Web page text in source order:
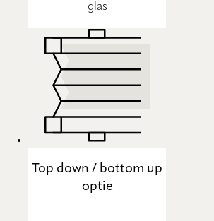
glas
Top down / bottom up
optie